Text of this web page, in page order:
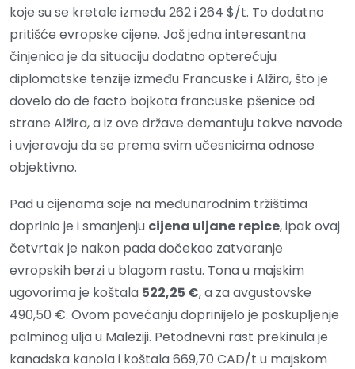
koje su se kretale između 262 i 264 $/t. To dodatno
pritišće evropske cijene. Još jedna interesantna
činjenica je da situaciju dodatno opterećuju
diplomatske tenzije između Francuske i Alžira, što je
dovelo do de facto bojkota francuske pšenice od
strane Alžira, a iz ove države demantuju takve navode
i uvjeravaju da se prema svim učesnicima odnose
objektivno.
Pad u cijenama soje na međunarodnim tržištima
doprinio je i smanjenju cijena uljane repice, ipak ovaj
četvrtak je nakon pada dočekao zatvaranje
evropskih berzi u blagom rastu. Tona u majskim
ugovorima je koštala 522,25 €, a za avgustovske
490,50 €. Ovom povećanju doprinijelo je poskupljenje
palminog ulja u Maleziji. Petodnevni rast prekinula je
kanadska kanola i koštala 669,70 CAD/t u majskom